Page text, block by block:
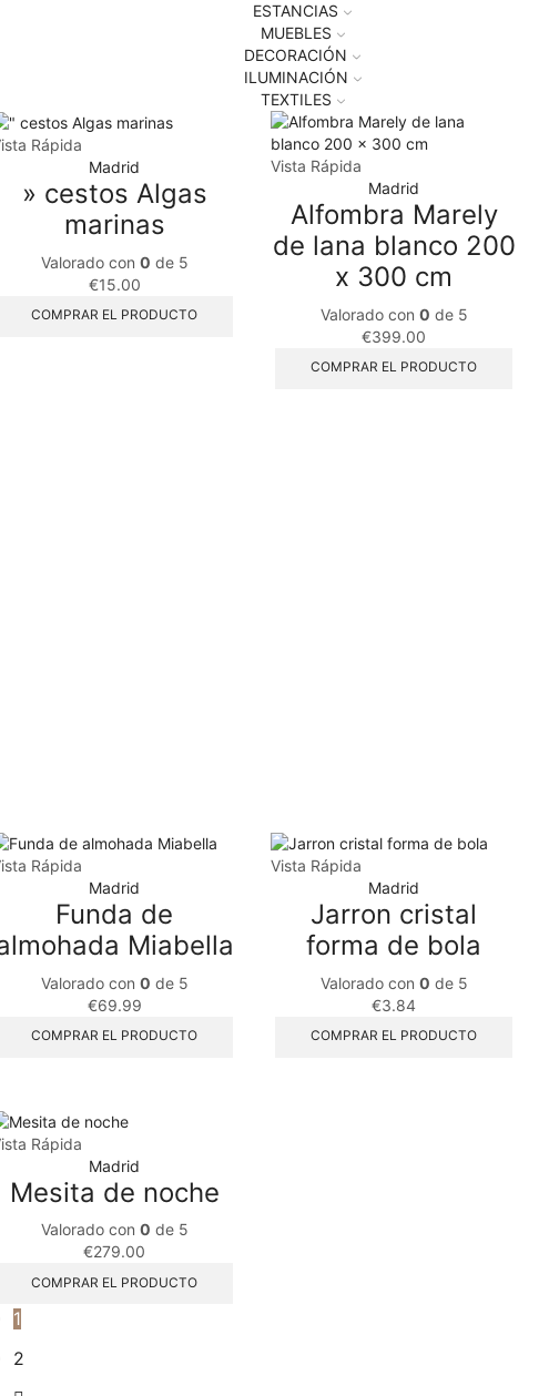
ESTANCIAS
MUEBLES
DECORACIÓN
ILUMINACIÓN
TEXTILES
Rápida
Madrid
» cestos Algas
marinas
Valorado con 0 de 5
€15.00
COMPRAR EL PRODUCTO
Vista Rápida
Madrid
Alfombra Marely
de lana blanco 200
x 300 cm
Valorado con 0 de 5
€399.00
COMPRAR EL PRODUCTO
Rápida
Madrid
Funda de
Miabella
Valorado con 0 de 5
€69.99
COMPRAR EL PRODUCTO
Vista Rápida
Madrid
Jarron cristal
forma de bola
Valorado con 0 de 5
€3.84
COMPRAR EL PRODUCTO
Rápida
Madrid
Mesita de noche
Valorado con 0 de 5
€279.00
COMPRAR EL PRODUCTO
1
2